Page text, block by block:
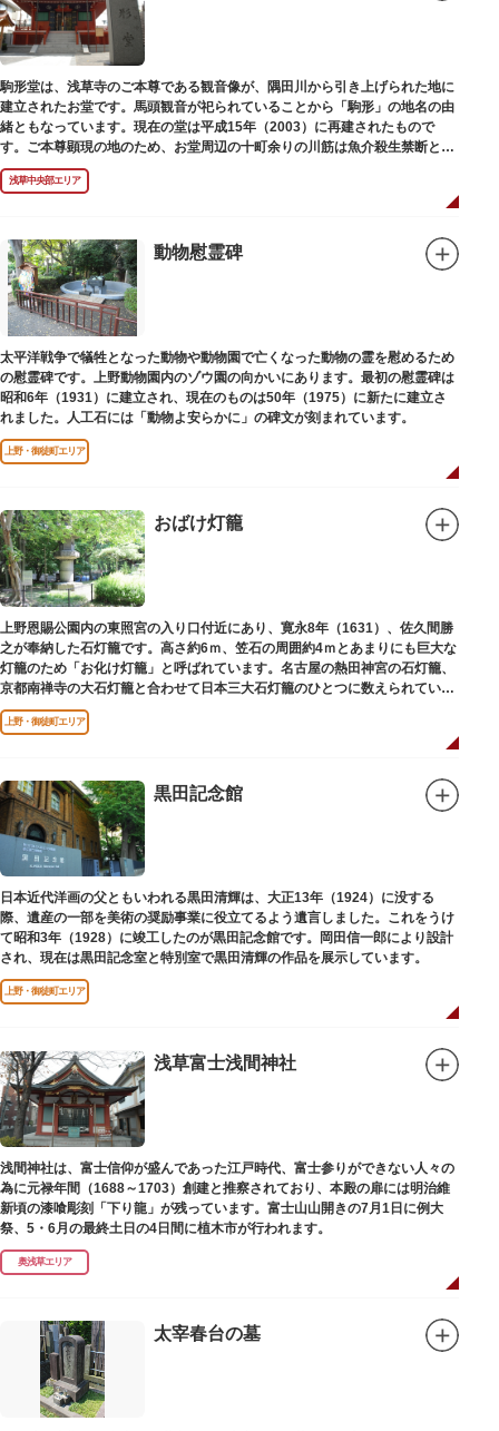
駒形堂は、浅草寺のご本尊である観音像が、隅田川から引き上げられた地に
建立されたお堂です。馬頭観音が祀られていることから「駒形」の地名の由
緒ともなっています。現在の堂は平成15年（2003）に再建されたもので
す。ご本尊顕現の地のため、お堂周辺の十町余りの川筋は魚介殺生禁断とな
り、戒殺碑が建立されました。
浅草中央部エリア
動物慰霊碑
太平洋戦争で犠牲となった動物や動物園で亡くなった動物の霊を慰めるため
の慰霊碑です。上野動物園内のゾウ園の向かいにあります。最初の慰霊碑は
昭和6年（1931）に建立され、現在のものは50年（1975）に新たに建立さ
れました。人工石には「動物よ安らかに」の碑文が刻まれています。
上野・御徒町エリア
おばけ灯籠
上野恩賜公園内の東照宮の入り口付近にあり、寛永8年（1631）、佐久間勝
之が奉納した石灯籠です。高さ約6ｍ、笠石の周囲約4ｍとあまりにも巨大な
灯籠のため「お化け灯籠」と呼ばれています。名古屋の熱田神宮の石灯籠、
京都南禅寺の大石灯籠と合わせて日本三大石灯籠のひとつに数えられていま
す。
上野・御徒町エリア
黒田記念館
日本近代洋画の父ともいわれる黒田清輝は、大正13年（1924）に没する
際、遺産の一部を美術の奨励事業に役立てるよう遺言しました。これをうけ
て昭和3年（1928）に竣工したのが黒田記念館です。岡田信一郎により設計
され、現在は黒田記念室と特別室で黒田清輝の作品を展示しています。
上野・御徒町エリア
浅草富士浅間神社
浅間神社は、富士信仰が盛んであった江戸時代、富士参りができない人々の
為に元禄年間（1688～1703）創建と推察されており、本殿の扉には明治維
新頃の漆喰彫刻「下り龍」が残っています。富士山山開きの7月1日に例大
祭、5・6月の最終土日の4日間に植木市が行われます。
奥浅草エリア
太宰春台の墓